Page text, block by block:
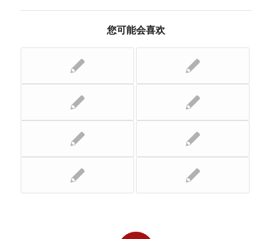
您可能会喜欢